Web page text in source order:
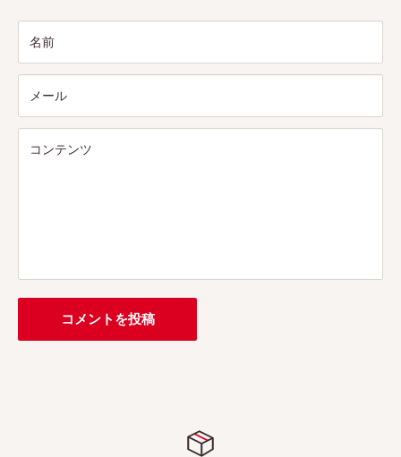
名前
メール
コンテンツ
コメントを投稿